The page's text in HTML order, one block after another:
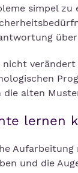
simpel zu
die alten
lernen
Aufarbeitung
und die